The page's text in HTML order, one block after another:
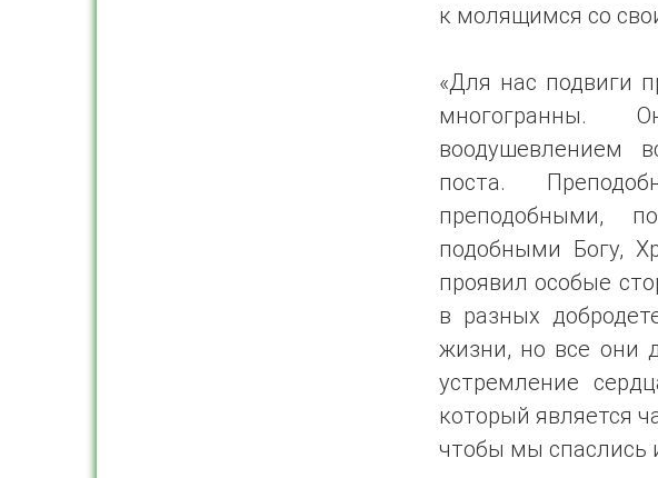
к молящимся со
«Для нас подвиги
воодушевлением
поста.
преподобными,
подобными Богу,
проявил особые
в разных
жизни, но все они
устремление
который является
чтобы мы спаслись